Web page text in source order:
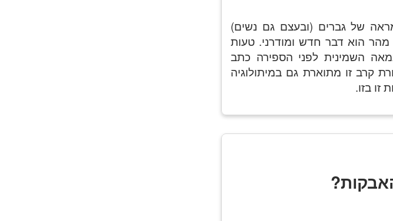
של גברים (ובעצם גם נשים)
הוא דבר חדש ומודרני. טעות
השמינית לפני הספירה כתב
קרב זו מתוארת גם במיתולוגיה
זו בזו.